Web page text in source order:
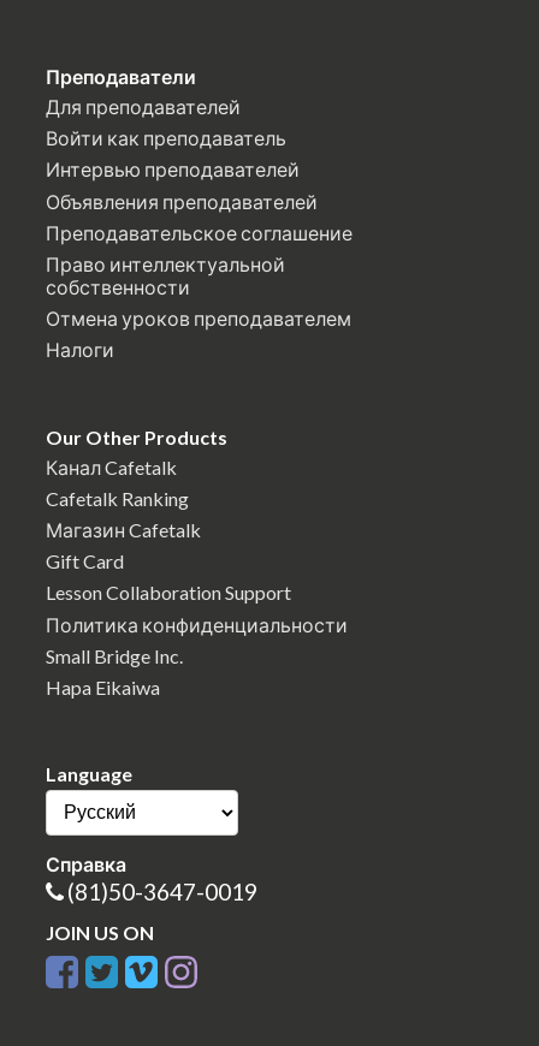
Преподаватели
Для преподавателей
Войти как преподаватель
Интервью преподавателей
Объявления преподавателей
Преподавательское соглашение
Право интеллектуальной
собственности
Отмена уроков преподавателем
Налоги
Our Other Products
Канал Cafetalk
Cafetalk Ranking
Магазин Cafetalk
Gift Card
Lesson Collaboration Support
Политика конфиденциальности
Small Bridge Inc.
Hapa Eikaiwa
Language
Справка
(81)50-3647-0019
JOIN US ON